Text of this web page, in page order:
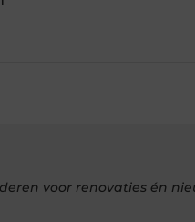
voor renovaties én